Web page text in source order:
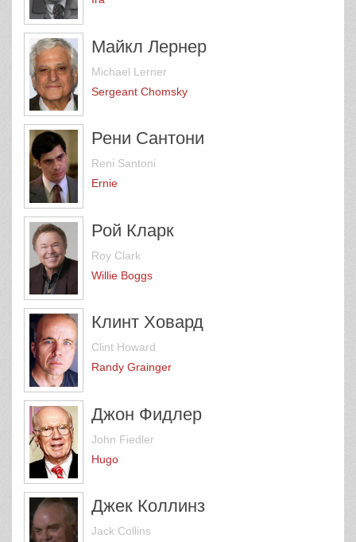
Майкл Лернер
Michael Lerner
Sergeant Chomsky
Рени Сантони
Reni Santoni
Ernie
Рой Кларк
Roy Clark
Willie Boggs
Клинт Ховард
Clint Howard
Randy Grainger
Джон Фидлер
John Fiedler
Hugo
Джек Коллинз
Jack Collins